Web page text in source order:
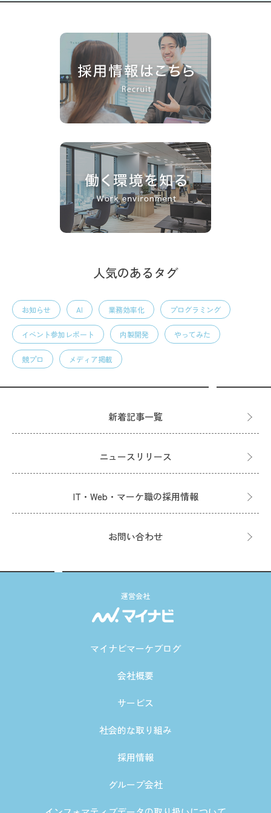
人気のあるタグ
お知らせ AI 業務効率化 プログラミング
イベント参加レポート 内製開発 やってみた
競プロ メディア掲載
新着記事一覧
ニュースリリース
IT・Web・マーケ職の採用情報
お問い合わせ
運営会社
マイナビマーケブログ
会社概要
サービス
社会的な取り組み
採用情報
グループ会社